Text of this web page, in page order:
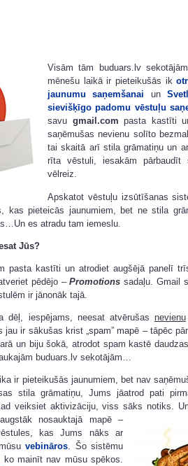
Visām tām buduars.lv
mēnešu laikā ir pieteikušās ik
jaunumu saņemšanai un
sievišķīgo padomu vēstuļu
savu gmail.com pasta kastīti
saņēmušas nevienu solīto
tai skaitā arī stila grāmatiņu un
rīta vēstuli, iesakām pārbaudīt
vēlreiz.
Apskatot vēstuļu izsūtīšanas
kas pieteicās jaunumiem, bet ne stila
es atradu tam iemeslu.
Jūs?
pasta kastīti un atrodiet augšējā panelī
pēdējo –Promotions sadaļu. Gmail
ir jānonāk tajā.
dēļ, iespējams, neesat atvērušas nevienu
ir sākušas krist „spam” mapē – tāpēc
un biju šokā, atrodot spam kastē
buduars.lv sekotājām…
ir pieteikušās jaunumiem, bet nav
stila grāmatiņu, Jums jāatrod pati
veiksiet aktivizāciju, viss sāks notiks.
nosauktajā mapē –
kas Jums nāks ar
vebināros. Šo sistēmu
ko mainīt nav mūsu spēkos.